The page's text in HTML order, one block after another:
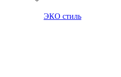
ЭКО стиль